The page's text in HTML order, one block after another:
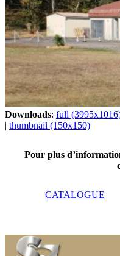
Downloads: full
| thumbnail (150x150)
Pour plus
CATALOGUE